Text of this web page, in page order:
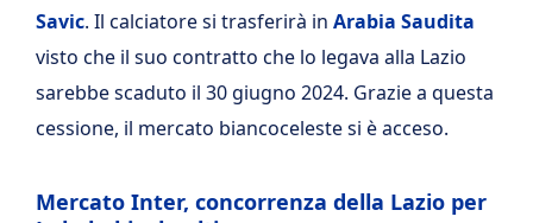
Savic. Il calciatore si trasferirà in Arabia Saudita
visto che il suo contratto che lo legava alla Lazio
sarebbe scaduto il 30 giugno 2024. Grazie a questa
cessione, il mercato biancoceleste si è acceso.
Mercato Inter, concorrenza della Lazio per